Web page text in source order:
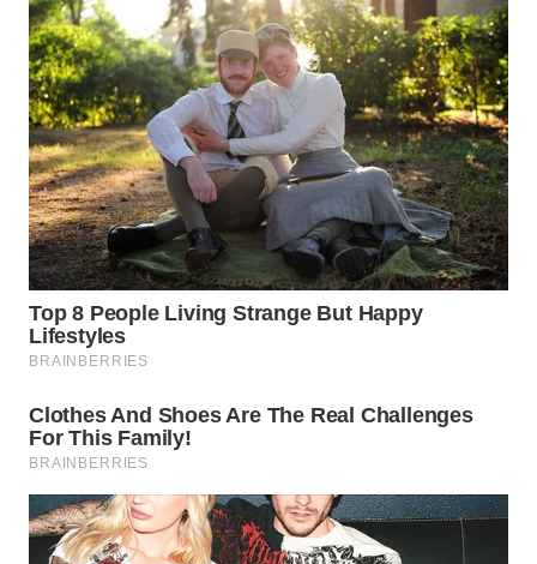
WN
PRIANGAN
TIMUR
WN
SEMARANG
WN
SOLO
WN
BOROBUDUR
WN
MADURA
WN
SURABAYA